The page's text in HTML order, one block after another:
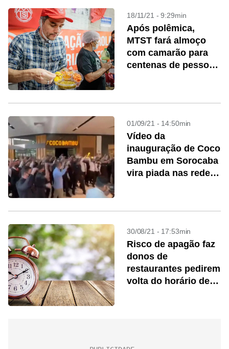
18/11/21 - 9:29min
Após polêmica,
MTST fará almoço
com camarão para
centenas de pessoas
01/09/21 - 14:50min
Vídeo da
inauguração de Coco
Bambu em Sorocaba
vira piada nas redes
30/08/21 - 17:53min
Risco de apagão faz
donos de
restaurantes pedirem
volta do horário de